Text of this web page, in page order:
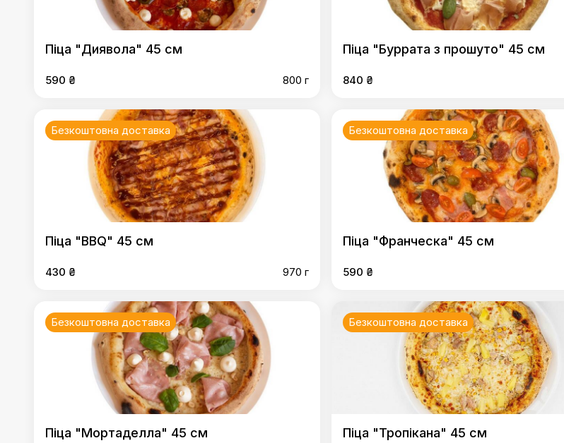
Піца "Диявола" 45 см
590 ₴ 800 г
Піца "Буррата з прошуто" 45 см
840 ₴
Безкоштовна доставка
Піца "BBQ" 45 см
430 ₴ 970 г
Безкоштовна доставка
Піца "Франческа" 45 см
590 ₴
Безкоштовна доставка
Піца "Мортаделла" 45 см
Безкоштовна доставка
Піца "Тропікана" 45 см